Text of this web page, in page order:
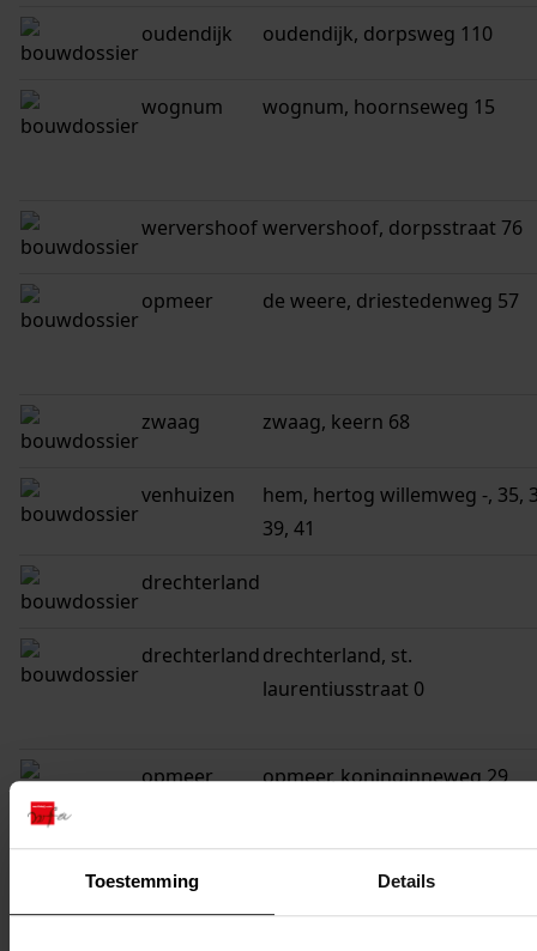
Toestemming Details
oudendijk oudendijk, dorpsweg 110
wognum wognum, hoornseweg 15
wervershoofwervershoof, dorpsstraat 76
opmeer de weere, driestedenweg 57
zwaag zwaag, keern 68
venhuizen
hem, hertog willemweg -, 35,
39, 41
drechterland
drechterlanddrechterland, st.
laurentiusstraat 0
opmeer opmeer, koninginneweg 29